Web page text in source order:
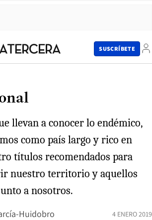
SUSCRÍBETE
llevan a conocer lo endémico,
como país largo y rico en
títulos recomendados para
nuestro territorio y aquellos
a nosotros.
Huidobro 4 ENERO 2019